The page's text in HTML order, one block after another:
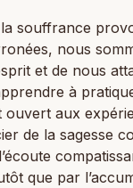
souffrance
nous
et de nous
à
ouvert aux
de la sagesse
que par